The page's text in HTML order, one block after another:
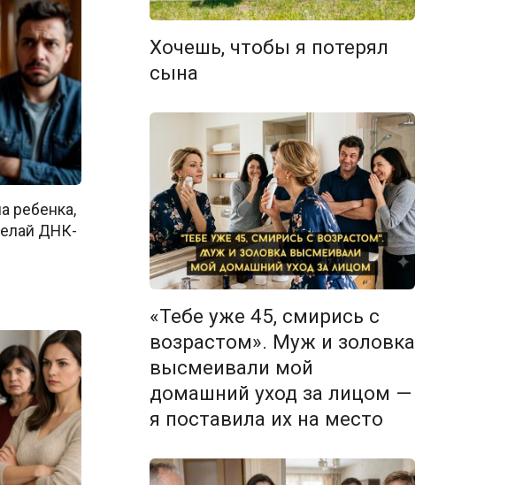
ребенка,
ДНК-
Хочешь, чтобы я потерял
сына
«Тебе уже 45, смирись с
возрастом». Муж и золовка
высмеивали мой
домашний уход за лицом —
я поставила их на место